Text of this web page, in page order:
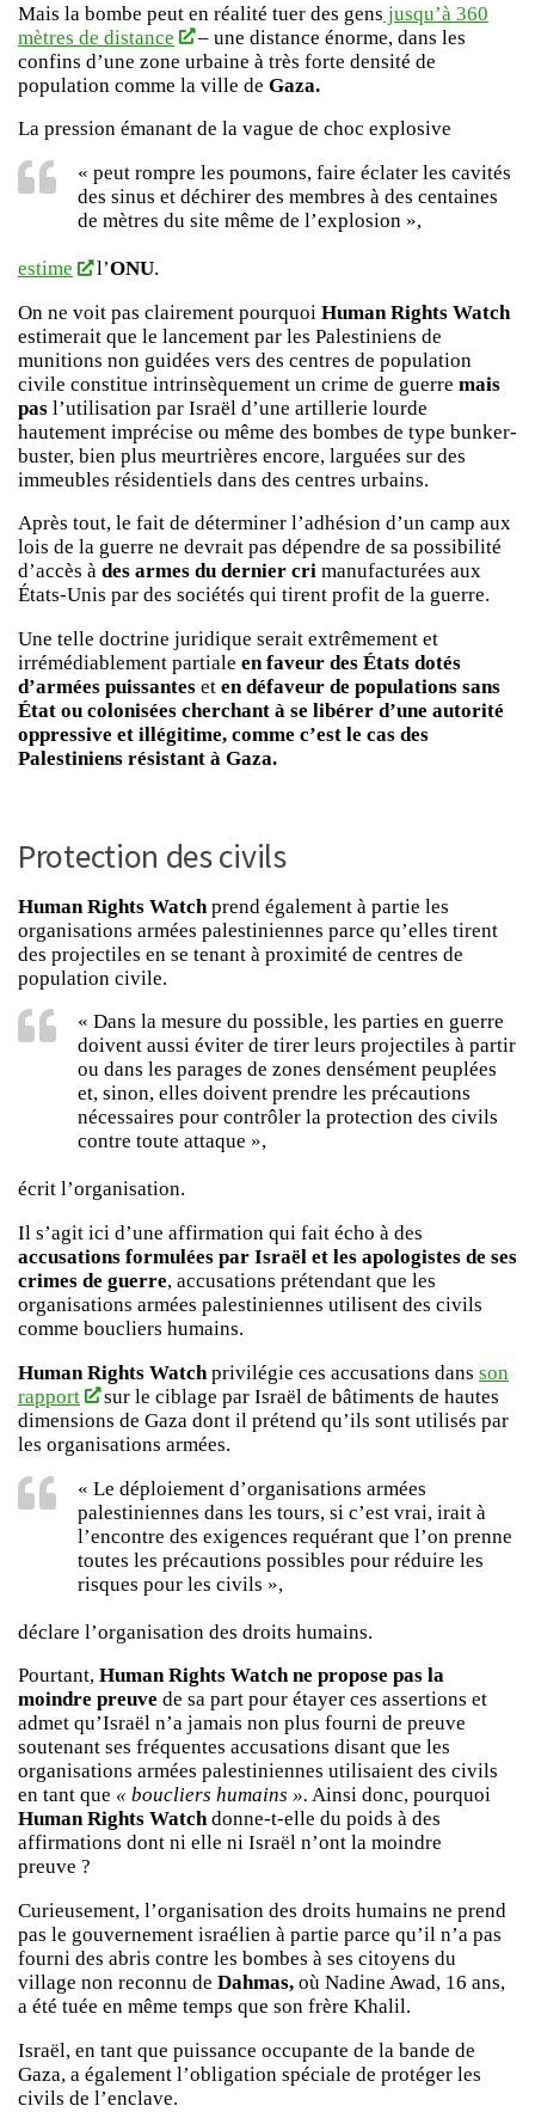
Mais la bombe peut en réalité tuer des gens jusqu’à 360
mètres de distance
– une distance énorme, dans les
confins d’une zone urbaine à très forte densité de
population comme la ville de Gaza.
La pression émanant de la vague de choc explosive
« peut rompre les poumons, faire éclater les cavités
des sinus et déchirer des membres à des centaines
de mètres du site même de l’explosion »,
estime l’ONU.
On ne voit pas clairement pourquoi Human Rights Watch
estimerait que le lancement par les Palestiniens de
munitions non guidées vers des centres de population
civile constitue intrinsèquement un crime de guerre mais
pas l’utilisation par Israël d’une artillerie lourde
hautement imprécise ou même des bombes de type bunker-
buster, bien plus meurtrières encore, larguées sur des
immeubles résidentiels dans des centres urbains.
Après tout, le fait de déterminer l’adhésion d’un camp aux
lois de la guerre ne devrait pas dépendre de sa possibilité
d’accès à des armes du dernier cri manufacturées aux
États-Unis par des sociétés qui tirent profit de la guerre.
Une telle doctrine juridique serait extrêmement et
irrémédiablement partiale en faveur des États dotés
d’armées puissantes et en défaveur de populations sans
État ou colonisées cherchant à se libérer d’une autorité
oppressive et illégitime, comme c’est le cas des
Palestiniens résistant à Gaza.
Protection des civils
Human Rights Watch prend également à partie les
organisations armées palestiniennes parce qu’elles tirent
des projectiles en se tenant à proximité de centres de
population civile.
« Dans la mesure du possible, les parties en guerre
doivent aussi éviter de tirer leurs projectiles à partir
ou dans les parages de zones densément peuplées
et, sinon, elles doivent prendre les précautions
nécessaires pour contrôler la protection des civils
contre toute attaque »,
écrit l’organisation.
Il s’agit ici d’une affirmation qui fait écho à des
accusations formulées par Israël et les apologistes de ses
crimes de guerre, accusations prétendant que les
organisations armées palestiniennes utilisent des civils
comme boucliers humains.
Human Rights Watch privilégie ces accusations dans son
rapport
sur le ciblage par Israël de bâtiments de hautes
dimensions de Gaza dont il prétend qu’ils sont utilisés par
les organisations armées.
« Le déploiement d’organisations armées
palestiniennes dans les tours, si c’est vrai, irait à
l’encontre des exigences requérant que l’on prenne
toutes les précautions possibles pour réduire les
risques pour les civils »,
déclare l’organisation des droits humains.
Pourtant, Human Rights Watch ne propose pas la
moindre preuve de sa part pour étayer ces assertions et
admet qu’Israël n’a jamais non plus fourni de preuve
soutenant ses fréquentes accusations disant que les
organisations armées palestiniennes utilisaient des civils
en tant que « boucliers humains ». Ainsi donc, pourquoi
Human Rights Watchdonne-t-elle du poids à des
affirmations dont ni elle ni Israël n’ont la moindre
preuve ?
Curieusement, l’organisation des droits humains ne prend
pas le gouvernement israélien à partie parce qu’il n’a pas
fourni des abris contre les bombes à ses citoyens du
village non reconnu de Dahmas, où Nadine Awad, 16 ans,
a été tuée en même temps que son frère Khalil.
Israël, en tant que puissance occupante de la bande de
Gaza, a également l’obligation spéciale de protéger les
civils de l’enclave.